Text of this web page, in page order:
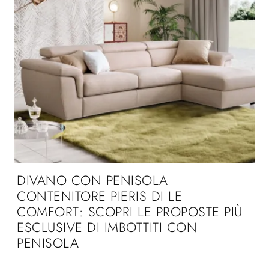
DIVANO CON PENISOLA
CONTENITORE PIERIS DI LE
COMFORT: SCOPRI LE PROPOSTE PIÙ
ESCLUSIVE DI IMBOTTITI CON
PENISOLA